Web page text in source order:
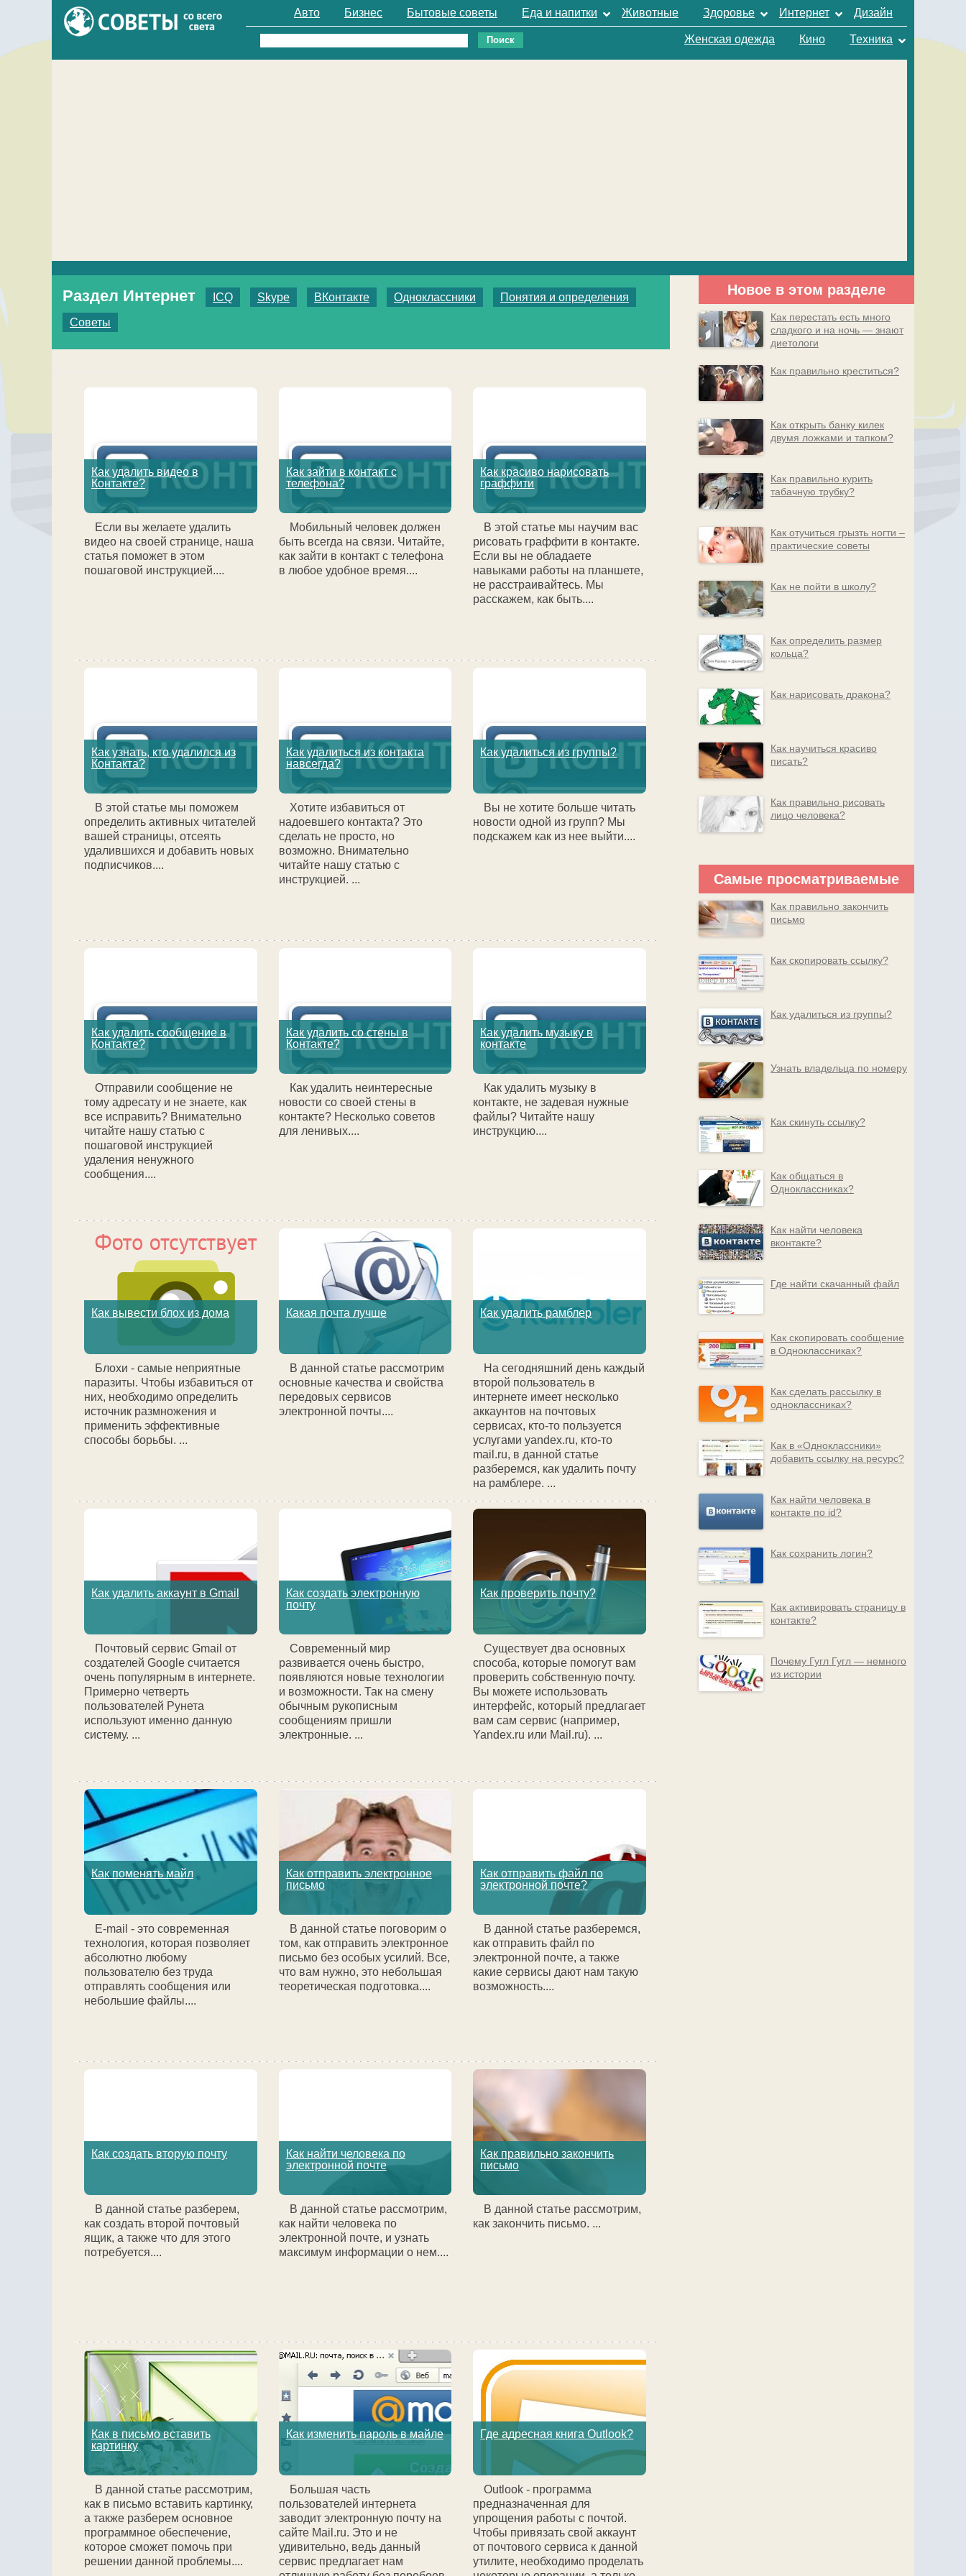
Авто Бизнес Бытовые советы Еда и напитки Животные Здоровье Интернет Дизайн
Женская одежда Кино Техника
Найти:
Раздел Интернет ICQ Skype ВКонтакте Одноклассники Понятия и определения
Советы
Как удалить видео в
Контакте?
Если вы желаете удалить
видео на своей странице, наша
статья поможет в этом
пошаговой инструкцией....
Как зайти в контакт с
телефона?
Мобильный человек должен
быть всегда на связи. Читайте,
как зайти в контакт с телефона
в любое удобное время....
Как красиво нарисовать
граффити
В этой статье мы научим вас
рисовать граффити в контакте.
Если вы не обладаете
навыками работы на планшете,
не расстраивайтесь. Мы
расскажем, как быть....
Как узнать, кто удалился из
Контакта?
В этой статье мы поможем
определить активных читателей
вашей страницы, отсеять
удалившихся и добавить новых
подписчиков....
Как удалиться из контакта
навсегда?
Хотите избавиться от
надоевшего контакта? Это
сделать не просто, но
возможно. Внимательно
читайте нашу статью с
инструкцией. ...
Как удалиться из группы?
Вы не хотите больше читать
новости одной из групп? Мы
подскажем как из нее выйти....
Как удалить сообщение в
Контакте?
Отправили сообщение не
тому адресату и не знаете, как
все исправить? Внимательно
читайте нашу статью с
пошаговой инструкцией
удаления ненужного
сообщения....
Как удалить со стены в
Контакте?
Как удалить неинтересные
новости со своей стены в
контакте? Несколько советов
для ленивых....
Как удалить музыку в
контакте
Как удалить музыку в
контакте, не задевая нужные
файлы? Читайте нашу
инструкцию....
Как вывести блох из дома
Блохи - самые неприятные
паразиты. Чтобы избавиться от
них, необходимо определить
источник размножения и
применить эффективные
способы борьбы. ...
Какая почта лучше
В данной статье рассмотрим
основные качества и свойства
передовых сервисов
электронной почты....
Как удалить рамблер
На сегодняшний день каждый
второй пользователь в
интернете имеет несколько
аккаунтов на почтовых
сервисах, кто-то пользуется
услугами yandex.ru, кто-то
mail.ru, в данной статье
разберемся, как удалить почту
на рамблере. ...
Как удалить аккаунт в Gmail
Почтовый сервис Gmail от
создателей Google считается
очень популярным в интернете.
Примерно четверть
пользователей Рунета
используют именно данную
систему. ...
Как создать электронную
почту
Современный мир
развивается очень быстро,
появляются новые технологии
и возможности. Так на смену
обычным рукописным
сообщениям пришли
электронные. ...
Как проверить почту?
Существует два основных
способа, которые помогут вам
проверить собственную почту.
Вы можете использовать
интерфейс, который предлагает
вам сам сервис (например,
Yandex.ru или Mail.ru). ...
Как поменять майл
E-mail - это современная
технология, которая позволяет
абсолютно любому
пользователю без труда
отправлять сообщения или
небольшие файлы....
Как отправить электронное
письмо
В данной статье поговорим о
том, как отправить электронное
письмо без особых усилий. Все,
что вам нужно, это небольшая
теоретическая подготовка....
Как отправить файл по
электронной почте?
В данной статье разберемся,
как отправить файл по
электронной почте, а также
какие сервисы дают нам такую
возможность....
Как создать вторую почту
В данной статье разберем,
как создать второй почтовый
ящик, а также что для этого
потребуется....
Как найти человека по
электронной почте
В данной статье рассмотрим,
как найти человека по
электронной почте, и узнать
максимум информации о нем....
Как правильно закончить
письмо
В данной статье рассмотрим,
как закончить письмо. ...
Как в письмо вставить
картинку
В данной статье рассмотрим,
как в письмо вставить картинку,
а также разберем основное
программное обеспечение,
которое сможет помочь при
решении данной проблемы....
Как изменить пароль в майле
Большая часть
пользователей интернета
заводит электронную почту на
сайте Mail.ru. Это и не
удивительно, ведь данный
сервис предлагает нам
Где адресная книга Outlook?
Outlook - программа
предназначенная для
упрощения работы с почтой.
Чтобы привязать свой аккаунт
от почтового сервиса к данной
утилите, необходимо проделать
Новое в этом разделе
Как перестать есть много
сладкого и на ночь — знают
диетологи
Как правильно креститься?
Как открыть банку килек
двумя ложками и тапком?
Как правильно курить
табачную трубку?
Как отучиться грызть ногти –
практические советы
Как не пойти в школу?
Как определить размер
кольца?
Как нарисовать дракона?
Как научиться красиво
писать?
Как правильно рисовать
лицо человека?
Самые просматриваемые
Как правильно закончить
письмо
Как скопировать ссылку?
Как удалиться из группы?
Узнать владельца по номеру
Как скинуть ссылку?
Как общаться в
Одноклассниках?
Как найти человека
вконтакте?
Где найти скачанный файл
Как скопировать сообщение
в Одноклассниках?
Как сделать рассылку в
одноклассниках?
Как в «Одноклассники»
добавить ссылку на ресурс?
Как найти человека в
контакте по id?
Как сохранить логин?
Как активировать страницу в
контакте?
Почему Гугл Гугл — немного
из истории